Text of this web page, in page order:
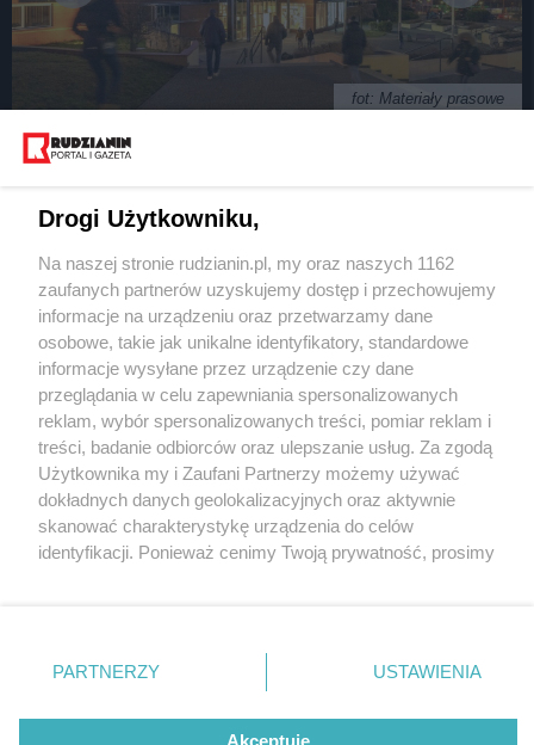
fot: Materiały prasowe
w Zagłębiu, sprzedane. Kupił je fundusz z
Ruda Slaska plaza
Wróć do artykułu:
Trzy centra handlowe Plaza: dwa na Śląsku, jedno
w Zagłębiu, sprzedane. Kupił je fundusz z
ukraińskim rodowodem
Wydawca mediów
Nie zapomnij
zapoznać się z:
polityką prywatności regulamin korzystania z portali
Twojemiasto
Piekary Śląskie
Chorzów
Tarnowskie Góry
Gliwice
Skontakuj sięz nami
Kontakt
Wydawca
Redakcja
Drogi Użytkowniku,
Na naszej stronie rudzianin.pl, my oraz naszych 1162
zaufanych partnerów uzyskujemy dostęp i przechowujemy
informacje na urządzeniu oraz przetwarzamy dane
osobowe, takie jak unikalne identyfikatory, standardowe
informacje wysyłane przez urządzenie czy dane
przeglądania w celu zapewniania spersonalizowanych
reklam, wybór spersonalizowanych treści, pomiar reklam i
treści, badanie odbiorców oraz ulepszanie usług. Za zgodą
Użytkownika my i Zaufani Partnerzy możemy używać
dokładnych danych geolokalizacyjnych oraz aktywnie
skanować charakterystykę urządzenia do celów
identyfikacji. Ponieważ cenimy Twoją prywatność, prosimy
prywatności znajdujący się w lewym dolnym rogu strony
. Niektóre rodzaje przetwarzania danych nie wymagają
zgody użytkownika, ale masz prawo sprzeciwić się
takiemu przetwarzaniu. Preferencje będą miały
PARTNERZY USTAWIENIA
Akceptuję